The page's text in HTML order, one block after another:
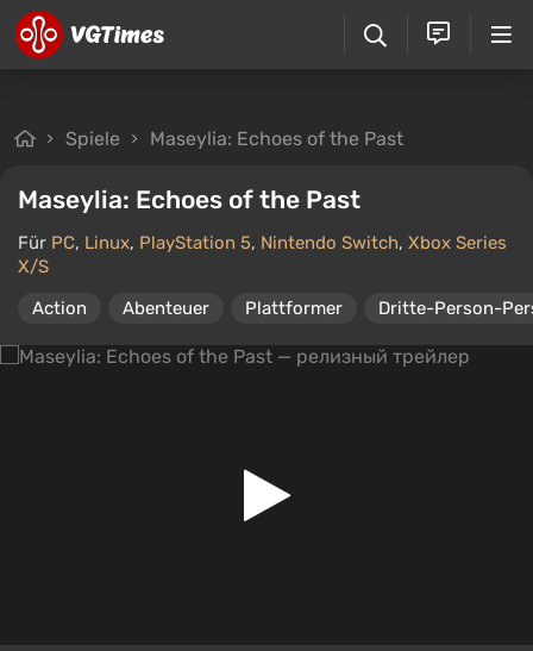
Spiele Maseylia: Echoes of the Past
Maseylia: Echoes of the Past
Für PC, Linux, PlayStation 5, Nintendo Switch, Xbox Series
X/S
Action
Abenteuer Plattformer Dritte-Person-